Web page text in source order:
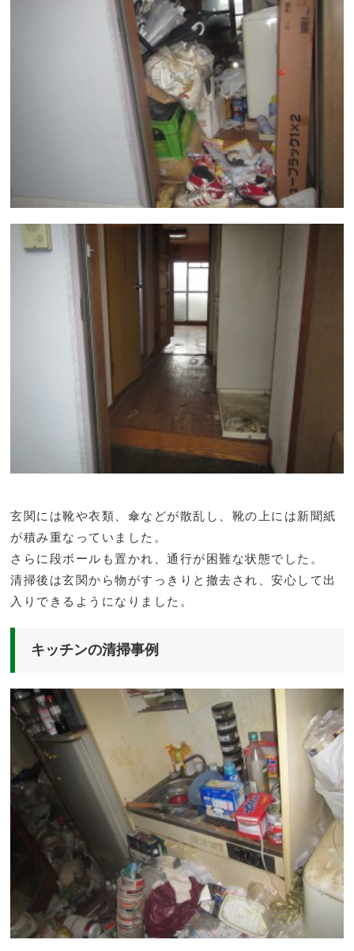
玄関には靴や衣類、傘などが散乱し、靴の上には新聞紙
が積み重なっていました。
さらに段ボールも置かれ、通行が困難な状態でした。
清掃後は玄関から物がすっきりと撤去され、安心して出
入りできるようになりました。
キッチンの清掃事例